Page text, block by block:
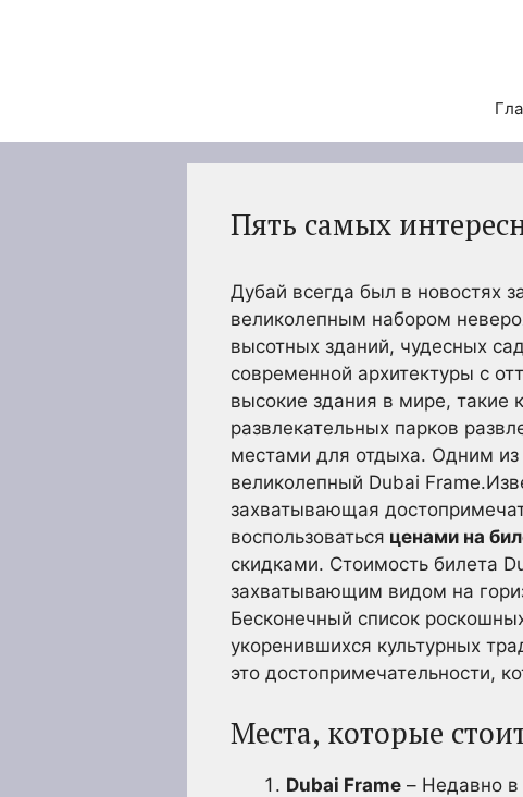
Пять самых
Дубай всегда был в новостях
великолепным набором
высотных зданий, чудесных
современной архитектуры с
высокие здания в мире,
развлекательных парков
местами для отдыха. Одним из
великолепный Dubai
захватывающая
воспользоваться ценами на
скидками. Стоимость билета
захватывающим видом на
Бесконечный список
укоренившихся культурных
это достопримечательности,
Места, которые
Dubai Frame – Недавно в